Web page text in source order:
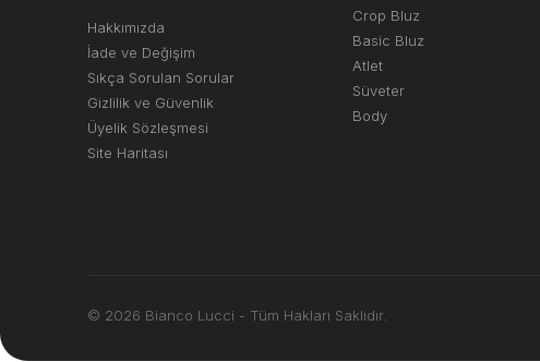
Hakkımızda
İade ve Değişim
Sıkça Sorulan Sorular
Gizlilik ve Güvenlik
Üyelik Sözleşmesi
Site Haritası
Crop Bluz
Basic Bluz
Atlet
Süveter
Body
© 2026 Bianco Lucci - Tüm Hakları Saklıdır.